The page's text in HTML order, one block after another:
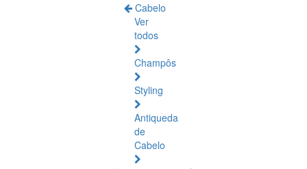
Cabelo
Ver
todos
Champôs
Styling
Antiqueda
de
Cabelo